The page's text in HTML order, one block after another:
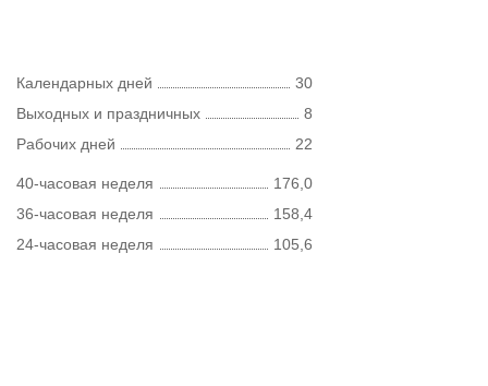
Календарных дней
30
Выходных и праздничных
8
Рабочих дней
22
40-часовая неделя
176,0
36-часовая неделя
158,4
24-часовая неделя
105,6